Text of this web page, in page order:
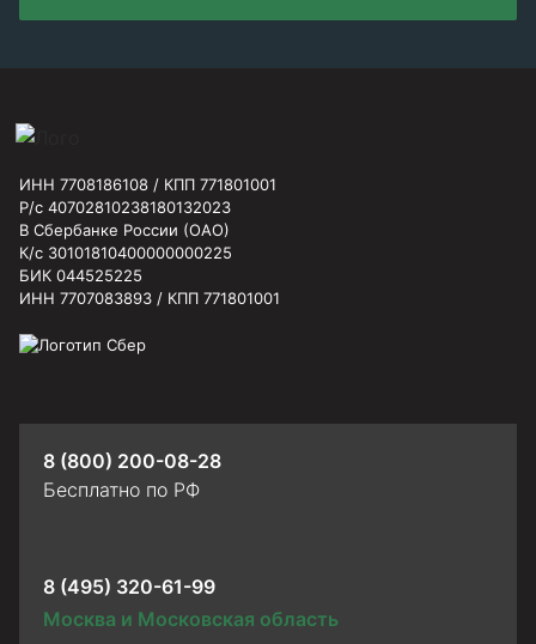
ИНН 7708186108 / КПП 771801001
Р/с 40702810238180132023
В Сбербанке России (ОАО)
К/с 30101810400000000225
БИК 044525225
ИНН 7707083893 / КПП 771801001
8 (800) 200-08-28
Бесплатно по РФ
8 (495) 320-61-99
Москва и Московская область